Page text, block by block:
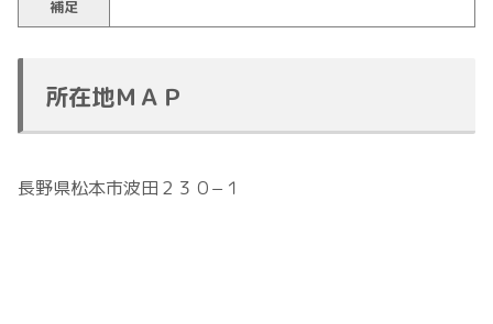
補足
所在地ＭＡＰ
長野県松本市波田２３０−１